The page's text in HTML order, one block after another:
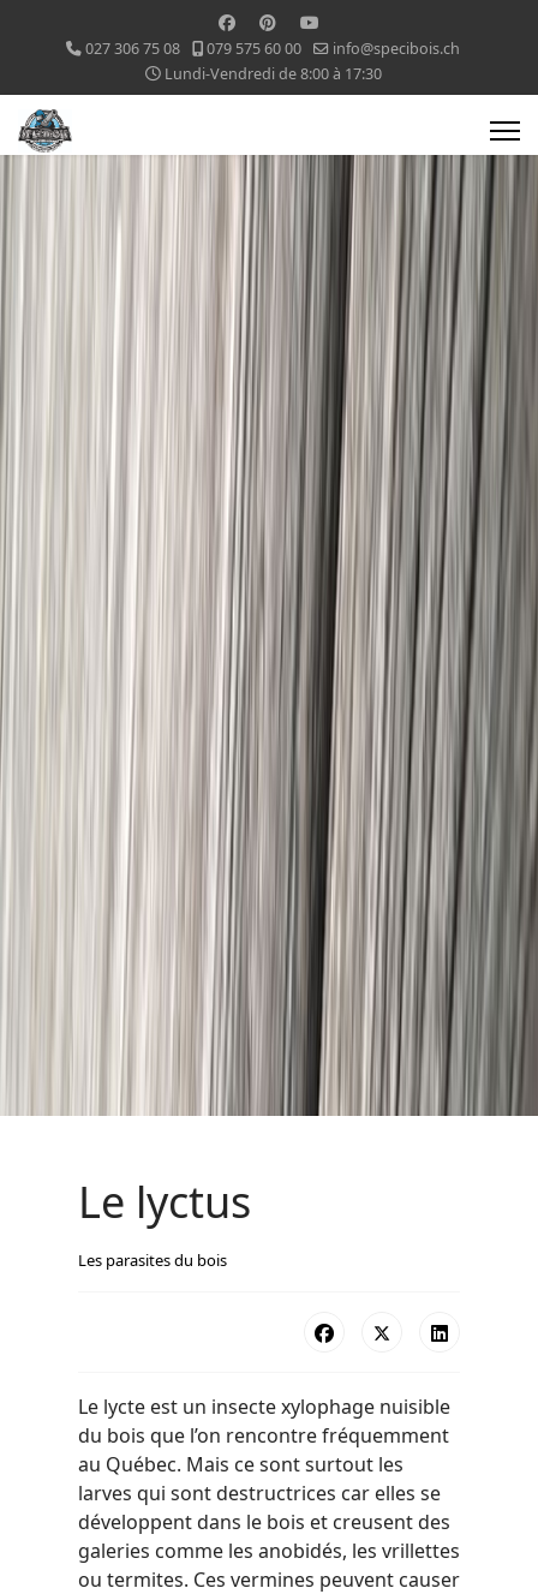
027 306 75 08 079 575 60 00
info@specibois.ch
Lundi-Vendredi de 8:00 à 17:30
Le lyctus
Les parasites du bois
Le lycte est un insecte xylophage nuisible
du bois que l’on rencontre fréquemment
au Québec. Mais ce sont surtout les
larves qui sont destructrices car elles se
développent dans le bois et creusent des
galeries comme les anobidés, les vrillettes
ou termites. Ces vermines peuvent causer